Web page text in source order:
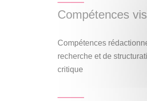
Compétences
Compétences
recherche et de
critique